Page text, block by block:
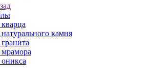
камня